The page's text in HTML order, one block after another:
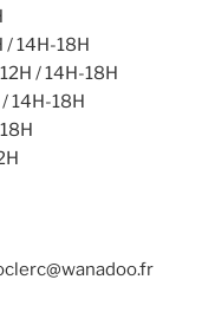
/ 14H-18H
/ 14H-18H
14H-18H